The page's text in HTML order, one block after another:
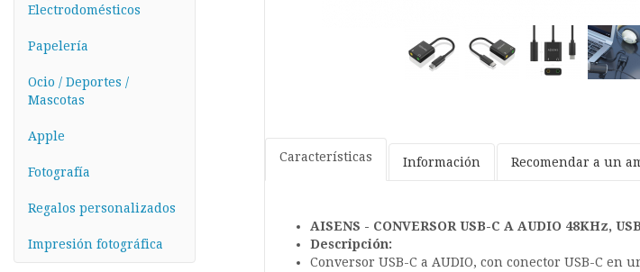
Electrodomésticos
Papelería
Ocio / Deportes /
Mascotas
Apple
Fotografía
Regalos personalizados
Impresión fotográfica
Características Información Recomendar a un
AISENS - CONVERSOR USB-C A AUDIO 48KHz,
Descripción:
Conversor USB-C a AUDIO, con conector USB-C en